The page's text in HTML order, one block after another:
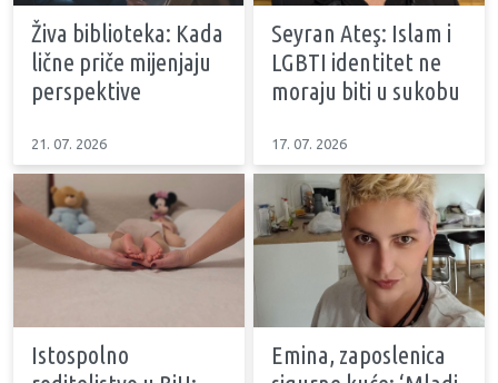
Živa biblioteka: Kada
lične priče mijenjaju
perspektive
21. 07. 2026
Seyran Ateş: Islam i
LGBTI identitet ne
moraju biti u sukobu
17. 07. 2026
Istospolno
Emina, zaposlenica